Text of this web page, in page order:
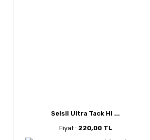
Selsil Ultra Tack Hi ...
Fiyat : 220,00 TL